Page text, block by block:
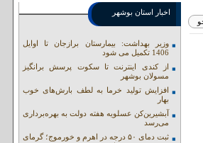
اخبار استان بوشهر
وزیر بهداشت: بیمارستان برازجان تا اوایل
1406 تکمیل می شود
از کندی اینترنت تا سکوت پرسش برانگیز
مسولان بوشهر
افزایش تولید خرما به لطف بارش‌های خوب
بهار
آبشیرین‌کن عسلویه هفته دولت به بهره‌برداری
می‌رسد
ثبت دمای ۵۰ درجه در اهرم و خورموج؛ گرمای